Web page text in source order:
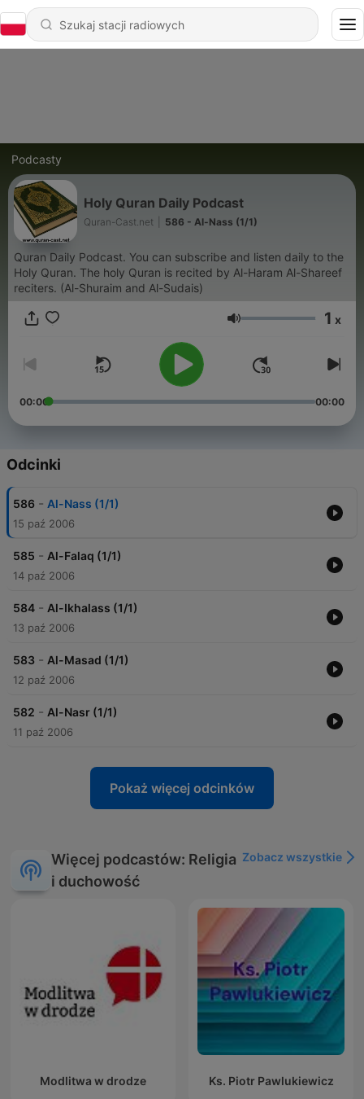
Podcasty
Holy Quran Daily Podcast
Quran-Cast.net 586 - Al-Nass (1/1)
Quran Daily Podcast. You can subscribe and listen daily to the
Holy Quran. The holy Quran is recited by Al-Haram Al-Shareef
reciters. (Al-Shuraim and Al-Sudais)
Głośność 1 x
00:00 00:00
Odcinki
586 - Al-Nass (1/1)
15 paź 2006
585 - Al-Falaq (1/1)
14 paź 2006
584 - Al-Ikhalass (1/1)
13 paź 2006
583 - Al-Masad (1/1)
12 paź 2006
582 - Al-Nasr (1/1)
11 paź 2006
Pokaż więcej odcinków
Więcej podcastów: Religia
i duchowość
Zobacz wszystkie
Modlitwa w drodze Ks. Piotr Pawlukiewicz